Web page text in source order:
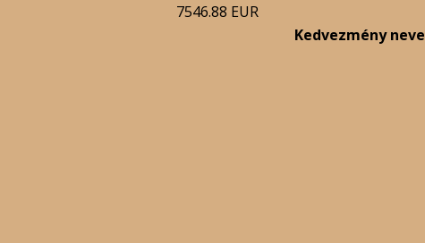
7546.88 EUR
Kedvezmény neve